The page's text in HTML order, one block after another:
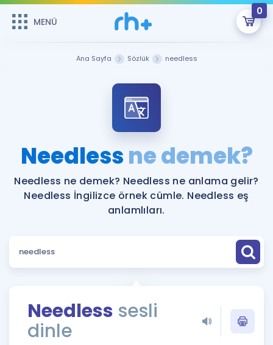
MENÜ
0
ÜYE DEĞİLİM
Sepetin Şu An Boş.
Remzi Hoca ile seni sınava hazırlayacak onlarca eğitim seni
bekliyor!
MENÜ
Faydalı Araçlar
Sözlük
Rehberlik Aracı
ÖSYM Sınav Takvimi
Hakkımızda
Ana Sayfa Sözlük needless
Needlessne demek?
Needless ne demek? Needless ne anlama gelir?
Needless İngilizce örnek cümle. Needless eş
anlamlıları.
Needless sesli
dinle